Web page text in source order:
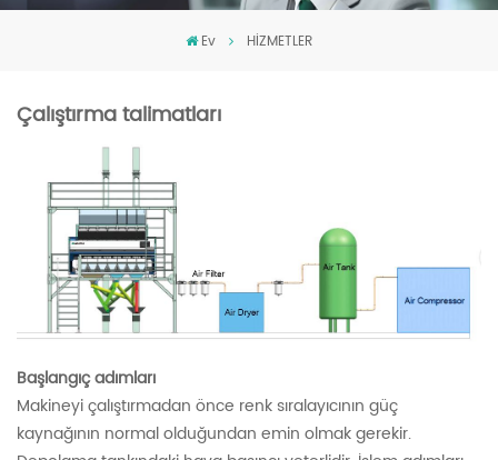
Ev HİZMETLER
Çalıştırma talimatları
Başlangıç adımları
Makineyi çalıştırmadan önce renk sıralayıcının güç
kaynağının normal olduğundan emin olmak gerekir.